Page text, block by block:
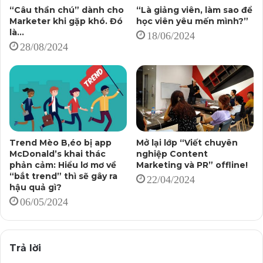
dùng tiền để biến cục than thành viên kim cương trong
một sáng, một chiều?
Sau khi tạo ra nhận thức cho khách hàng tiềm năng,
chúng ta lại tiếp tục trao cho họ giá trị, để hiểu về lĩnh
vực hoạt động của doanh nghiệp.
Từ đây, khách tiềm năng sẽ được “đào tạo”, hiểu rõ hơn,
sâu hơn và “cân nhắc” sáng suốt hơn.
Đó là tất cả những gì cần làm trong Content Marketing,
trước khi khách hàng tiềm năng quyết định trở thành
khách hàng thực sự của chúng ta!
*****
Nếu so sánh với Outbound Marketing (chạy quảng cáo
“Câu thần chú” dành cho
Marketer khi gặp khó. Đó
là…
28/08/2024
“Là giảng viên, làm sao để
học viên yêu mến mình?”
18/06/2024
Trend Mèo B,éo bị app
McDonald’s khai thác
phản cảm: Hiểu lơ mơ về
“bắt trend” thì sẽ gây ra
hậu quả gì?
06/05/2024
Mở lại lớp “Viết chuyên
nghiệp Content
Marketing và PR” offline!
22/04/2024
Trả lời